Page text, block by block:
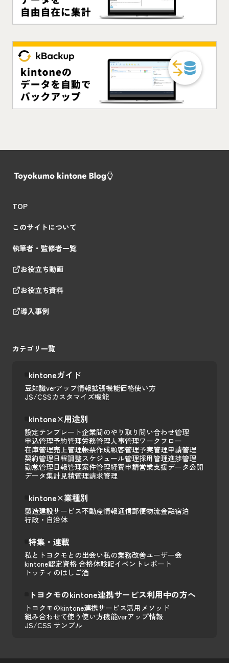
TOP
このサイトについて
執筆者・監修者一覧
お役立ち動画
お役立ち資料
導入事例
カテゴリ一覧
kintoneガイド
豆知識verアップ情報拡張機能価格使い方
JS/CSSカスタマイズ機能
kintone×用途別
設定テンプレート企業間のやり取り 問い合わせ管理
申込管理予約管理労務管理人事管理ワークフロー
在庫管理売上管理帳票作成顧客管理予実管理申請管理
契約管理日程調整スケジュール管理採用管理進捗管理
勤怠管理日報管理案件管理経費申請営業支援データ公開
データ集計見積管理請求管理
kintone×業種別
製造建設サービス不動産情報通信郵便物流金融宿泊
行政・自治体
特集・連載
私とトヨクモとの出会い私の業務改善ユーザー会
kintone認定資格 合格体験記イベントレポート
トッティのはしご酒
トヨクモのkintone連携サービス利用中の方へ
トヨクモのkintone連携サービス活用メソッド
組み合わせて使う 使い方機能verアップ情報
JS/CSS サンプル